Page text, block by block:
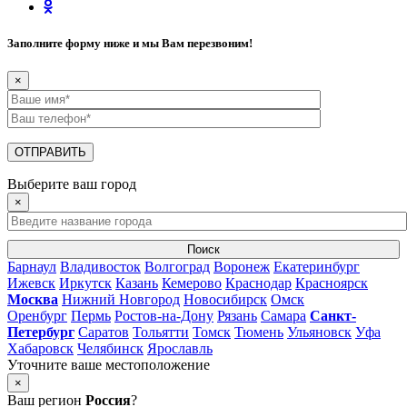
Заполните форму ниже и мы Вам перезвоним!
×
Выберите ваш город
×
Поиск
Барнаул Владивосток Волгоград Воронеж Екатеринбург
Ижевск Иркутск Казань Кемерово Краснодар Красноярск
Москва Нижний Новгород Новосибирск Омск
Оренбург Пермь Ростов-на-Дону Рязань Самара Санкт-
Петербург Саратов Тольятти Томск Тюмень Ульяновск Уфа
Хабаровск Челябинск Ярославль
Уточните ваше местоположение
×
Ваш регион Россия?